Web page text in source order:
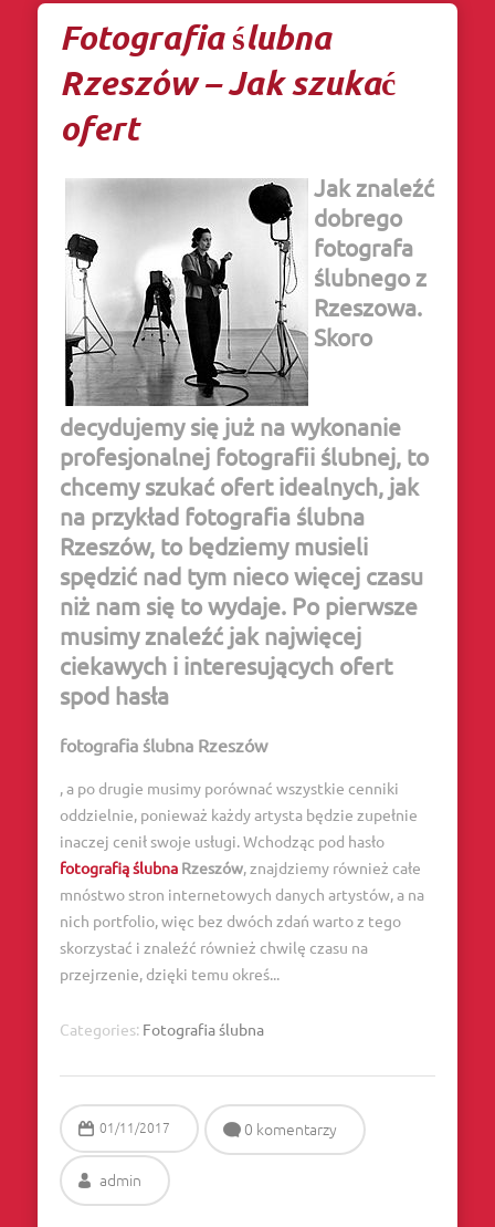
Fotografia ślubna
Rzeszów – Jak szukać
ofert
Jak znaleźć
dobrego
fotografa
ślubnego z
Rzeszowa.
Skoro
decydujemy się już na wykonanie
profesjonalnej fotografii ślubnej, to
chcemy szukać ofert idealnych, jak
na przykład fotografia ślubna
Rzeszów, to będziemy musieli
spędzić nad tym nieco więcej czasu
niż nam się to wydaje. Po pierwsze
musimy znaleźć jak najwięcej
ciekawych i interesujących ofert
spod hasła
fotografia ślubna Rzeszów
, a po drugie musimy porównać wszystkie cenniki
oddzielnie, ponieważ każdy artysta będzie zupełnie
inaczej cenił swoje usługi. Wchodząc pod hasło
fotografią ślubnaRzeszów, znajdziemy również całe
mnóstwo stron internetowych danych artystów, a na
nich portfolio, więc bez dwóch zdań warto z tego
skorzystać i znaleźć również chwilę czasu na
przejrzenie, dzięki temu okreś...
Categories: Fotografia ślubna
01/11/2017 0 komentarzy
admin